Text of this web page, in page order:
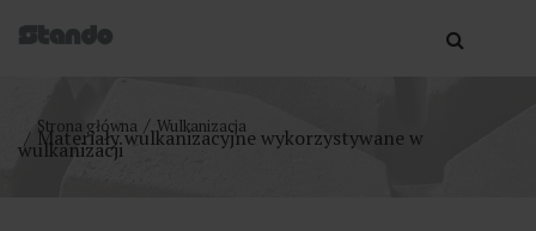
Strona główna Wulkanizacja
Materiały wulkanizacyjne wykorzystywane w
wulkanizacji